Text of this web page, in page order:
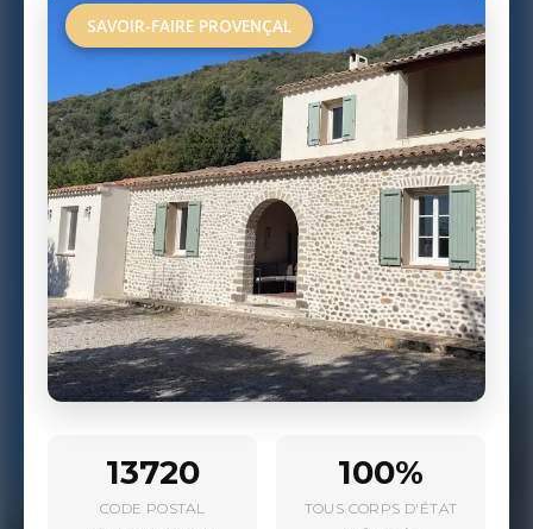
SAVOIR-FAIRE PROVENÇAL
13720
CODE POSTAL
100%
TOUS CORPS D'ÉTAT